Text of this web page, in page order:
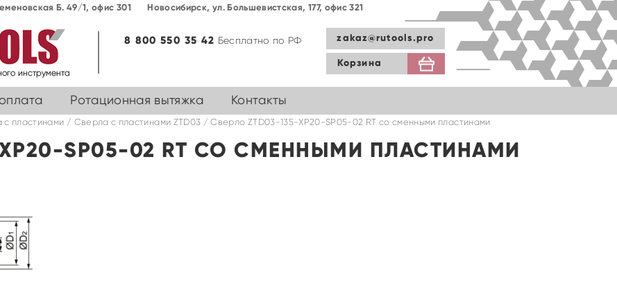
Б. 49/1, офис 301 Новосибирск, ул. Большевиcтская, 177, офис 321
zakaz@rutools.pro
Корзина
8 800 550 35 42 Бесплатно по РФ
Ротационная вытяжка Контакты
с пластинами / Cверла с пластинами ZTD03 / Сверло ZTD03-135-XP20-SP05-02 RT со сменными пластинами
SP05-02 RT СО СМЕННЫМИ ПЛАСТИНАМИ